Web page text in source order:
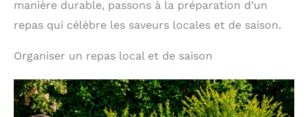
manière durable, passons à la préparation d’un
repas qui célèbre les saveurs locales et de saison.
Organiser un repas local et de saison